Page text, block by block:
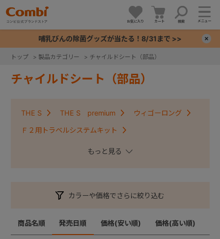
お気に入り カート 検索 メニュー
哺乳びんの除菌グッズが当たる！8/31まで >>
トップ > 製品カテゴリー > チャイルドシート（部品）
チャイルドシート（部品）
THE S THE S premium ウィゴーロング
Ｆ２用トラベルシステムキット
クルムーヴコンパクトISOFIX・クルムーヴアドバンス
クルムーヴスマート・クルムーヴスマートＩＳＯＦＩＸ
ジョイトリップ
カラーや価格でさらに絞り込む
商品名順 発売日順 価格(安い順) 価格(高い順)